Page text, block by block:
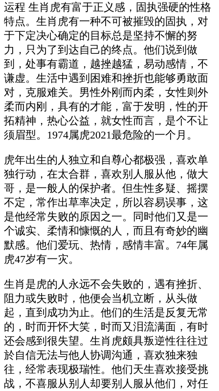
运程 生肖虎有富于正义感，固执强硬的性格
特点。生肖虎有一种不可被摧毁的固执，对
于下定决心确定的目标总是坚持不懈的努
力，只为了到达自己的终点。他们说到做
到，处事有霸道，越挫越猛，易动感情，不
谦虚。生活中遇到困难和挫折也能够勇敢面
对，克服难关。男性外刚而内柔，女性则外
柔而内刚，具有的才能，富于发明，性的开
拓精神，热心公益，就女性而言，是个不让
须眉型。1974属虎2021最危险的一个月。
虎年出生的人独立和自尊心都极强，喜欢单
独行动，在太合群，喜欢别人服从他，做大
哥，是一般人的保护者。但生性多疑、摇摆
不定，常作出草率决定，所以容易误事，这
是他经常失败的原因之一。同时他们又是一
个诚实、柔情和慷慨的人，而且有奇妙的幽
默感。他们爱玩、热情，感情丰富。74年属
虎47岁有一灾。
生肖是虎的人永远不会失败的，遇有挫折、
阻力或失败时，他便会当机立断，从头做
起，直到成功为止。他们的生活是反复无常
的，时而开怀大笑，时而又泪流满面，有时
还会感到很失望。生肖虎颇具叛逆性往往过
於自信无法与他人协调沟通，喜欢独来独
往，经常表现极瑞性。他们天生喜欢接受挑
战，不喜服从别人却要别人服从他们，对任